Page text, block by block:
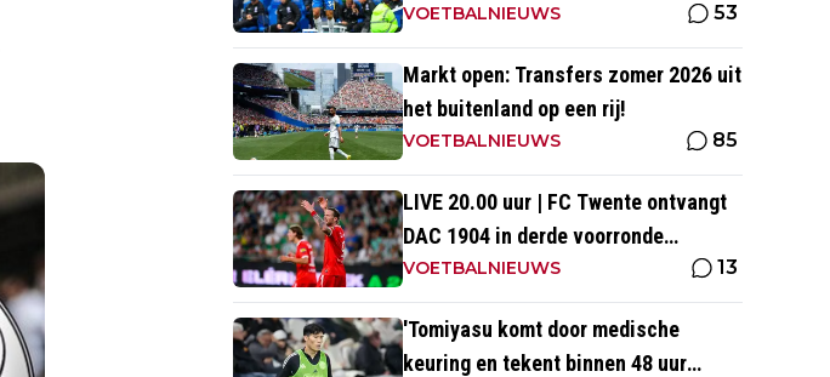
VOETBALNIEUWS 53
Markt open: Transfers zomer 2026 uit
het buitenland op een rij!
VOETBALNIEUWS 85
LIVE 20.00 uur | FC Twente ontvangt
DAC 1904 in derde voorronde
Conference League
VOETBALNIEUWS 13
'Tomiyasu komt door medische
keuring en tekent binnen 48 uur